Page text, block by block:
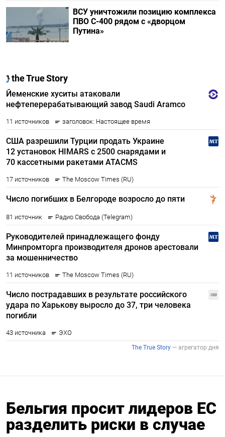
ВСУ уничтожили позицию комплекса
ПВО С-400 рядом с «дворцом
Путина»
Бельгия просит лидеров ЕС
разделить риски в случае